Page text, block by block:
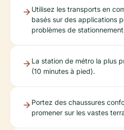
Utilisez les transports en
basés sur des applications
problèmes de
La station de métro la plus
(10 minutes à pied).
Portez des chaussures
promener sur les vastes